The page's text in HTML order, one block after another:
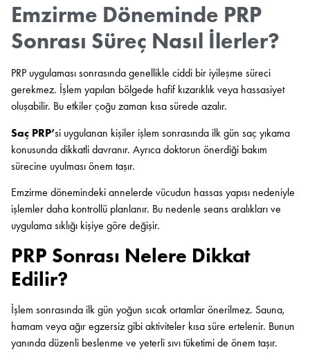
Emzirme Döneminde PRP
Sonrası Süreç Nasıl İlerler?
PRP uygulaması sonrasında genellikle ciddi bir iyileşme süreci
gerekmez. İşlem yapılan bölgede hafif kızarıklık veya hassasiyet
oluşabilir. Bu etkiler çoğu zaman kısa sürede azalır.
Saç PRP’si uygulanan kişiler işlem sonrasında ilk gün saç yıkama
konusunda dikkatli davranır. Ayrıca doktorun önerdiği bakım
sürecine uyulması önem taşır.
Emzirme dönemindeki annelerde vücudun hassas yapısı nedeniyle
işlemler daha kontrollü planlanır. Bu nedenle seans aralıkları ve
uygulama sıklığı kişiye göre değişir.
PRP Sonrası Nelere Dikkat
Edilir?
İşlem sonrasında ilk gün yoğun sıcak ortamlar önerilmez. Sauna,
hamam veya ağır egzersiz gibi aktiviteler kısa süre ertelenir. Bunun
yanında düzenli beslenme ve yeterli sıvı tüketimi de önem taşır.